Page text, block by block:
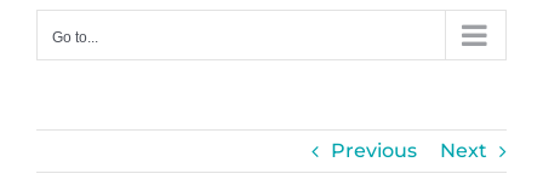
Go to...
Previous Next